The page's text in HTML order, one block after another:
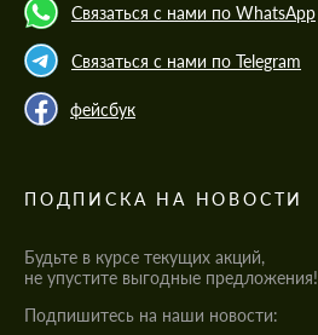
Связаться с нами по WhatsApp
Связаться с нами по Telegram
фейсбук
ПОДПИСКА НА НОВОСТИ
Будьте в курсе текущих акций,
не упустите выгодные предложения!
Подпишитесь на наши новости: